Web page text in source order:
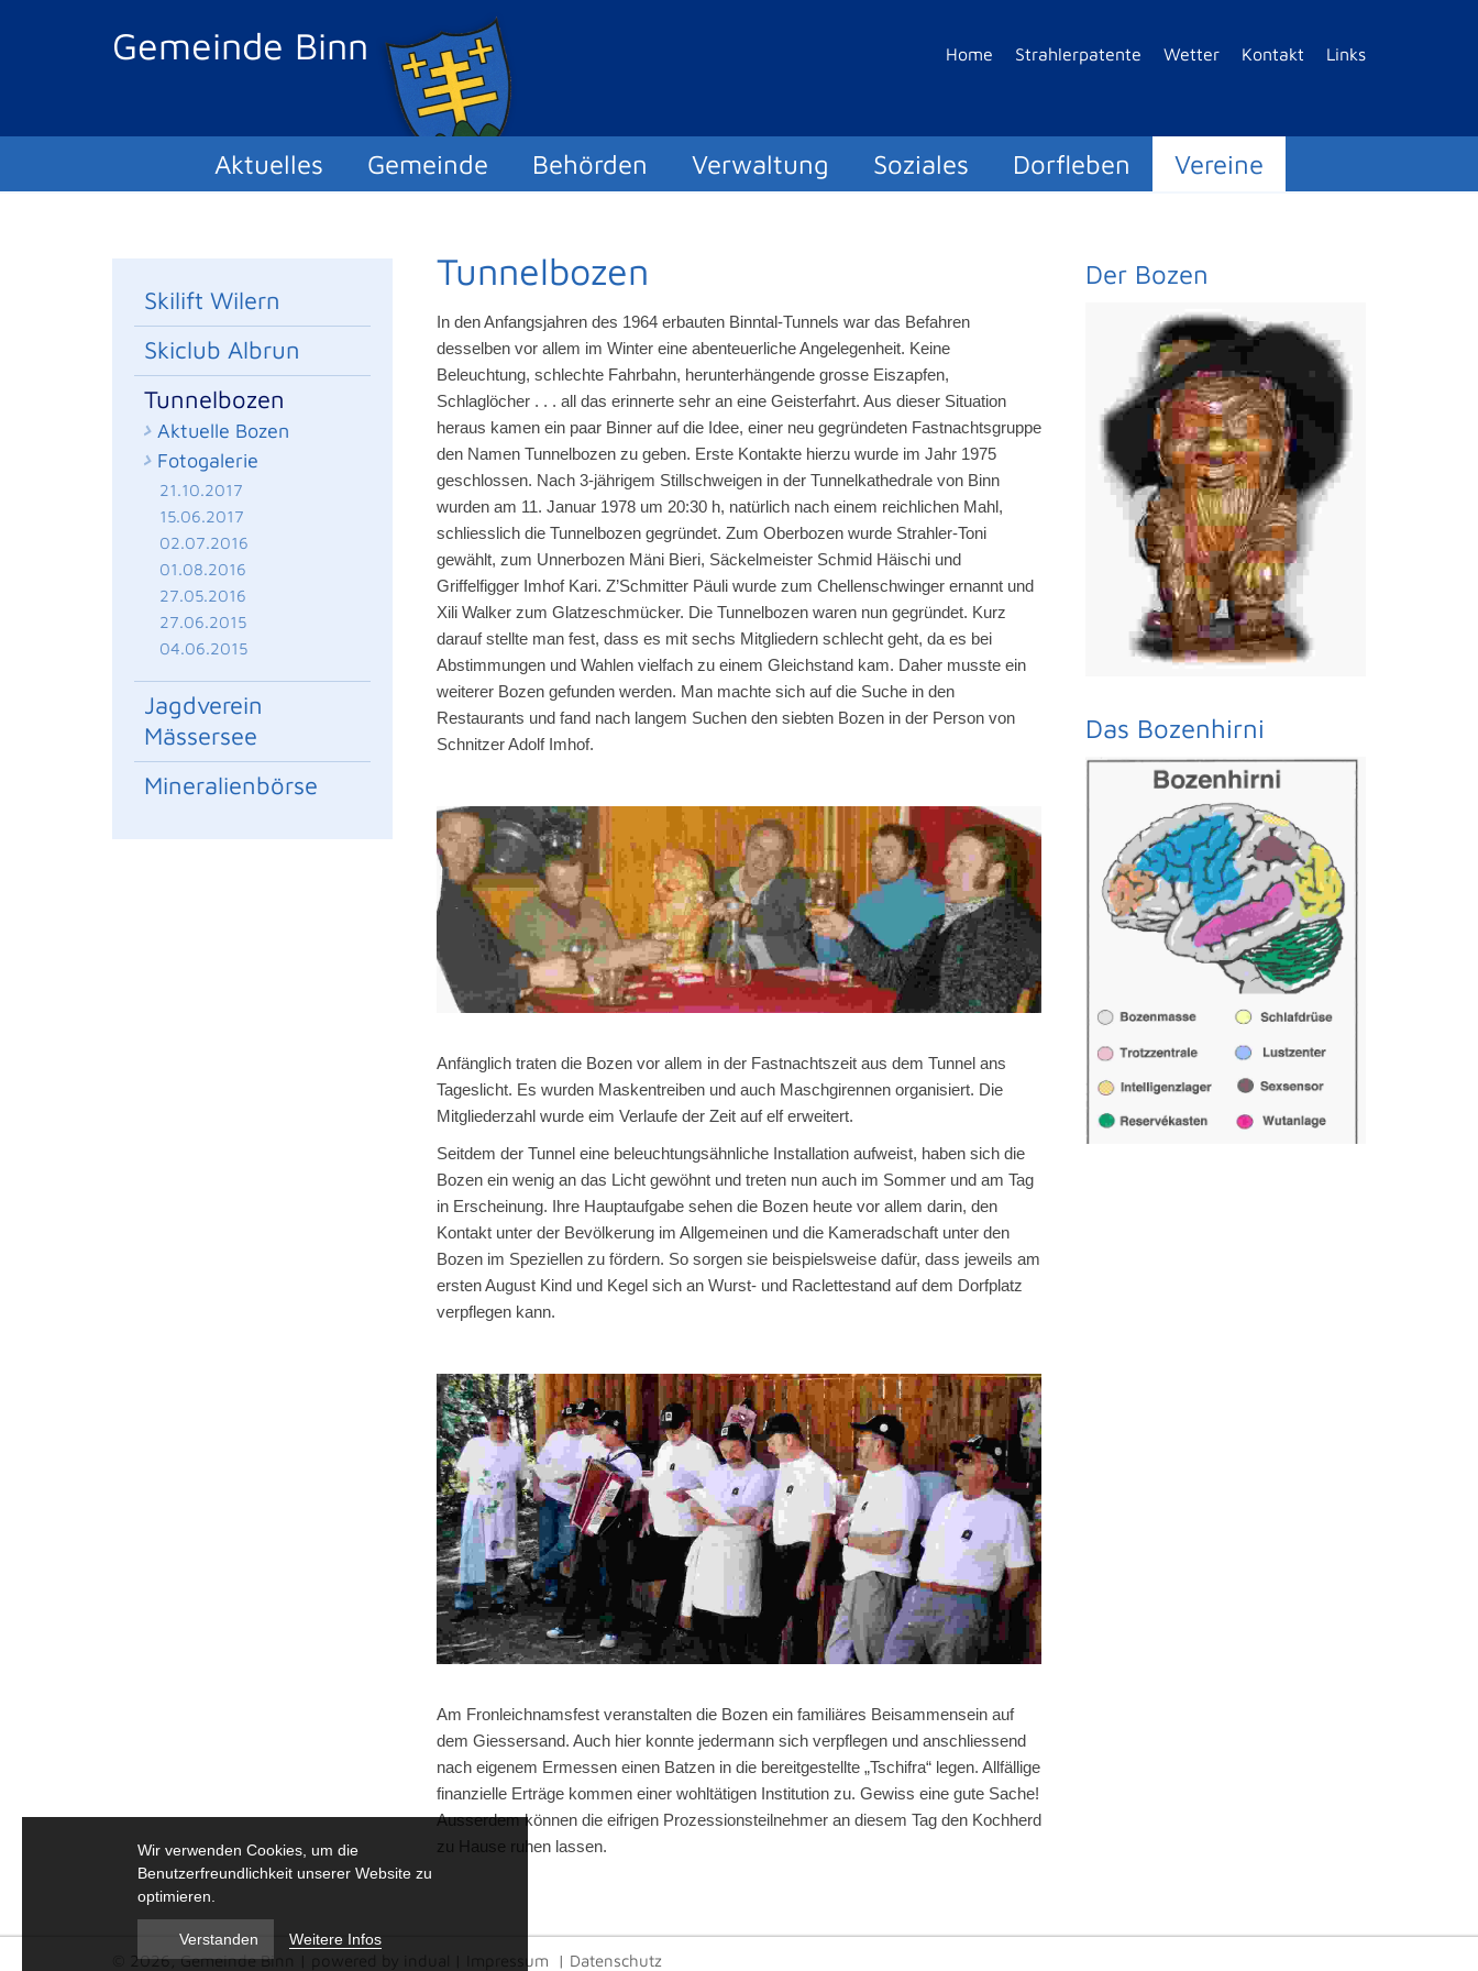
Gemeinde Binn Home Strahlerpatente Wetter Kontakt Links
Aktuelles Gemeinde Behörden Verwaltung Soziales Dorfleben Vereine
Skilift Wilern
Skiclub Albrun
Tunnelbozen
Aktuelle Bozen
Fotogalerie
21.10.2017
15.06.2017
02.07.2016
01.08.2016
27.05.2016
27.06.2015
04.06.2015
Jagdverein
Mässersee
Mineralienbörse
Der Bozen
Das Bozenhirni
Tunnelbozen
In den Anfangsjahren des 1964 erbauten Binntal-Tunnels war das Befahren
desselben vor allem im Winter eine abenteuerliche Angelegenheit. Keine
Beleuchtung, schlechte Fahrbahn, herunterhängende grosse Eiszapfen,
Schlaglöcher . . . all das erinnerte sehr an eine Geisterfahrt. Aus dieser Situation
heraus kamen ein paar Binner auf die Idee, einer neu gegründeten Fastnachtsgruppe
den Namen Tunnelbozen zu geben. Erste Kontakte hierzu wurde im Jahr 1975
geschlossen. Nach 3-jährigem Stillschweigen in der Tunnelkathedrale von Binn
wurden am 11. Januar 1978 um 20:30 h, natürlich nach einem reichlichen Mahl,
schliesslich die Tunnelbozen gegründet. Zum Oberbozen wurde Strahler-Toni
gewählt, zum Unnerbozen Mäni Bieri, Säckelmeister Schmid Häischi und
Griffelfigger Imhof Kari. Z’Schmitter Päuli wurde zum Chellenschwinger ernannt und
Xili Walker zum Glatzeschmücker. Die Tunnelbozen waren nun gegründet. Kurz
darauf stellte man fest, dass es mit sechs Mitgliedern schlecht geht, da es bei
Abstimmungen und Wahlen vielfach zu einem Gleichstand kam. Daher musste ein
weiterer Bozen gefunden werden. Man machte sich auf die Suche in den
Restaurants und fand nach langem Suchen den siebten Bozen in der Person von
Schnitzer Adolf Imhof.
Anfänglich traten die Bozen vor allem in der Fastnachtszeit aus dem Tunnel ans
Tageslicht. Es wurden Maskentreiben und auch Maschgirennen organisiert. Die
Mitgliederzahl wurde eim Verlaufe der Zeit auf elf erweitert.
Seitdem der Tunnel eine beleuchtungsähnliche Installation aufweist, haben sich die
Bozen ein wenig an das Licht gewöhnt und treten nun auch im Sommer und am Tag
in Erscheinung. Ihre Hauptaufgabe sehen die Bozen heute vor allem darin, den
Kontakt unter der Bevölkerung im Allgemeinen und die Kameradschaft unter den
Bozen im Speziellen zu fördern. So sorgen sie beispielsweise dafür, dass jeweils am
ersten August Kind und Kegel sich an Wurst- und Raclettestand auf dem Dorfplatz
verpflegen kann.
Am Fronleichnamsfest veranstalten die Bozen ein familiäres Beisammensein auf
dem Giessersand. Auch hier konnte jedermann sich verpflegen und anschliessend
nach eigenem Ermessen einen Batzen in die bereitgestellte „Tschifra“ legen. Allfällige
finanzielle Erträge kommen einer wohltätigen Institution zu. Gewiss eine gute Sache!
Ausserdem können die eifrigen Prozessionsteilnehmer an diesem Tag den Kochherd
zu Hause ruhen lassen.
© 2026, Gemeinde Binn Impressum | Datenschutz
Wir verwenden Cookies, um die
Benutzerfreundlichkeit unserer Website zu
optimieren.
Verstanden Weitere Infos